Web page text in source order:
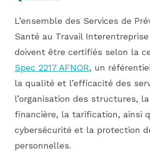
L’ensemble des Services de
Santé au Travail Interentreprise
doivent être certifiés selon la
Spec 2217 AFNOR, un
la qualité et l’efficacité des
l’organisation des structures,
financière, la tarification, ainsi
cybersécurité et la protection
personnelles.